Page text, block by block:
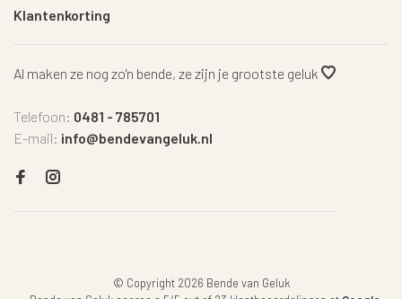
Klantenkorting
Al maken ze nog zo'n bende, ze zijn je grootste geluk
Telefoon: 0481 - 785701
E-mail: info@bendevangeluk.nl
© Copyright 2026 Bende van Geluk